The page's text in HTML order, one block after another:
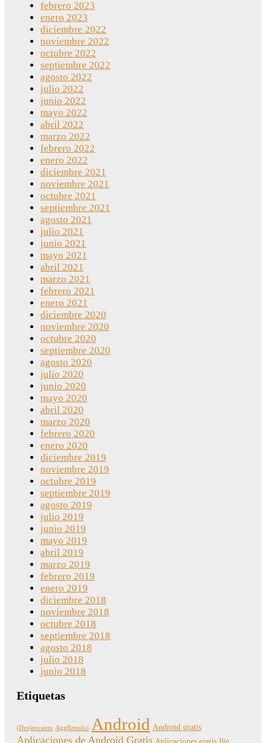
febrero 2023
enero 2023
diciembre 2022
noviembre 2022
octubre 2022
septiembre 2022
agosto 2022
julio 2022
junio 2022
mayo 2022
abril 2022
marzo 2022
febrero 2022
enero 2022
diciembre 2021
noviembre 2021
octubre 2021
septiembre 2021
agosto 2021
julio 2021
junio 2021
mayo 2021
abril 2021
marzo 2021
febrero 2021
enero 2021
diciembre 2020
noviembre 2020
octubre 2020
septiembre 2020
agosto 2020
julio 2020
junio 2020
mayo 2020
abril 2020
marzo 2020
febrero 2020
enero 2020
diciembre 2019
noviembre 2019
octubre 2019
septiembre 2019
agosto 2019
julio 2019
junio 2019
mayo 2019
abril 2019
marzo 2019
febrero 2019
enero 2019
diciembre 2018
noviembre 2018
octubre 2018
septiembre 2018
agosto 2018
julio 2018
junio 2018
Etiquetas
(Des)encanto AggRetsuko Android Android gratis
Aplicaciones de Android Gratis